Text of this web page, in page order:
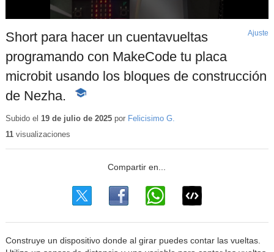
Short para hacer un cuentavueltas
programando con MakeCode tu placa
microbit usando los bloques de construcción
de Nezha.
-
educativo
Ajuste
Subido el 19 de julio de 2025por Felicisimo G.
11visualizaciones
Construye un dispositivo donde al girar puedes contar las vueltas.